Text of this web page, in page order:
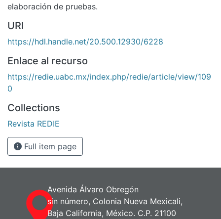
elaboración de pruebas.
URI
https://hdl.handle.net/20.500.12930/6228
Enlace al recurso
https://redie.uabc.mx/index.php/redie/article/view/109
0
Collections
Revista REDIE
Full item page
Avenida Álvaro Obregón
sin número, Colonia Nueva Mexicali,
Baja California, México. C.P. 21100